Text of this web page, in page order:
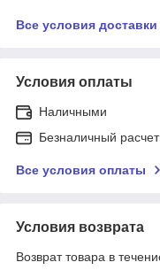
Все условия доставки
Условия оплаты
Наличными
Безналичный расчет
Все условия оплаты
Условия возврата
Возврат товара в